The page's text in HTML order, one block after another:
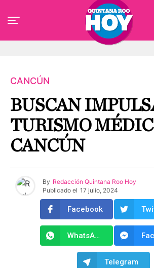
CANCÚN
BUSCAN
TURISMO
CANCÚN
By Redacción Quintana Roo Hoy
Publicado el 17 julio, 2024
Facebook
WhatsApp
Telegram